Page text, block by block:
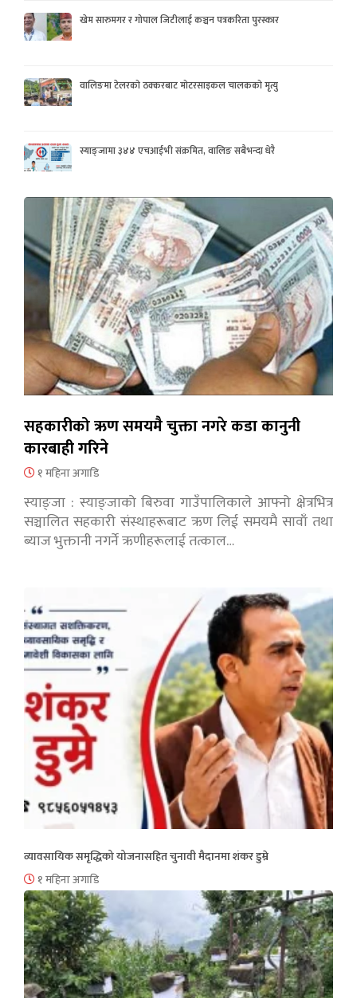
खेम सारुमगर र गोपाल जिटीलाई कञ्चन पत्रकरिता पुरस्कार
वालिङमा टेलरको ठक्करबाट मोटरसाइकल चालकको मृत्यु
स्याङ्जामा ३४४ एचआईभी संक्रमित, वालिङ सबैभन्दा धेरै
सहकारीको ऋण समयमै चुक्ता नगरे कडा कानुनी
कारबाही गरिने
१ महिना अगाडि
स्याङ्जा : स्याङ्जाको बिरुवा गाउँपालिकाले आफ्नो क्षेत्रभित्र
सञ्चालित सहकारी संस्थाहरूबाट ऋण लिई समयमै सावाँ तथा
ब्याज भुक्तानी नगर्ने ऋणीहरूलाई तत्काल…
व्यावसायिक समृद्धिको योजनासहित चुनावी मैदानमा शंकर डुम्रे
१ महिना अगाडि